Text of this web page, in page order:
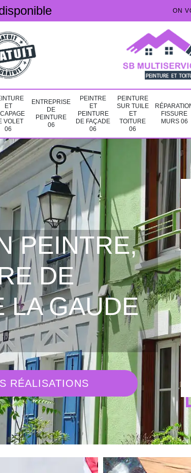
ON
ET
VOLET
06
ENTREPRISE
DE
PEINTURE
06
PEINTRE
ET
PEINTURE
DE FAÇADE
06
PEINTURE
SUR TUILE
ET
TOITURE
06
FISSURE
MURS 06
PEINTRE,
DE
LA GAUDE
RÉALISATIONS